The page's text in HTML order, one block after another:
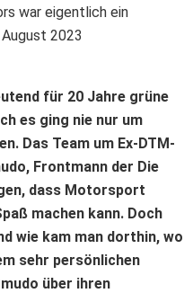
war eigentlich ein
August 2023
für 20 Jahre grüne
es ging nie nur um
Das Team um Ex-DTM-
Frontmann der Die
dass Motorsport
machen kann. Doch
wie kam man dorthin, wo
sehr persönlichen
über ihren